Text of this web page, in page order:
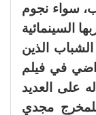
سواء نجوم
السينمائية
الذين
في فيلم
على العديد
للمخرج مجدي